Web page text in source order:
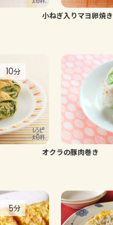
小ねぎ入りマヨ卵焼き
10分
オクラの豚肉巻き
5分